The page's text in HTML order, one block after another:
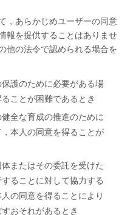
，あらかじめユーザーの同意
報を提供することはありませ
他の法令で認められる場合を
護のために必要がある場
ことが困難であるとき
全な育成の推進のために
本人の同意を得ることが
またはその委託を受けた
ることに対して協力する
の同意を得ることにより
おそれがあるとき